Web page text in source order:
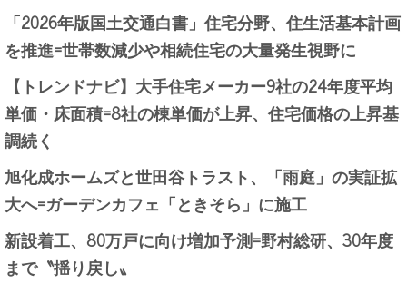
「2026年版国土交通白書」住宅分野、住生活基本計画
を推進=世帯数減少や相続住宅の大量発生視野に
【トレンドナビ】大手住宅メーカー9社の24年度平均
単価・床面積=8社の棟単価が上昇、住宅価格の上昇基
調続く
旭化成ホームズと世田谷トラスト、「雨庭」の実証拡
大へ=ガーデンカフェ「ときそら」に施工
新設着工、80万戸に向け増加予測=野村総研、30年度
まで〝揺り戻し〟